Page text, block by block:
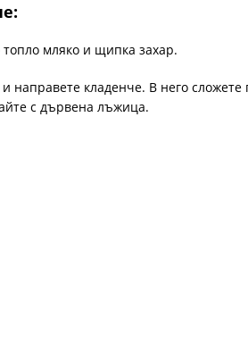
мляко и щипка захар.
направете кладенче. В него сложете
с дървена лъжица.